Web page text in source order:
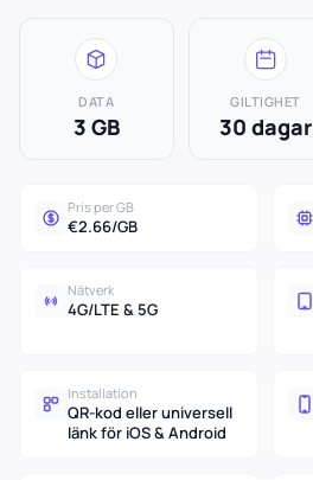
DATA
3 GB
GILTIGHET
30 dagar
Pris per GB
€2.66/GB
Nätverk
4G/LTE & 5G
Installation
QR-kod eller universell
länk för iOS & Android